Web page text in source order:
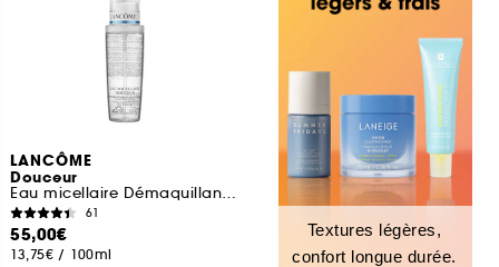
LANCÔME
Douceur
Eau micellaire Démaquillante Visage, Yeux, Lèvres
61
55,00€
13,75€ / 100ml
Textures légères,
confort longue durée.